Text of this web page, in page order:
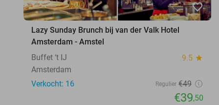
favorite_border
Lazy Sunday Brunch bij van der Valk Hotel
Amsterdam - Amstel
Buffet ‘t IJ
9.5 star
Amsterdam
Verkocht: 16
Regulier €49
€39,50